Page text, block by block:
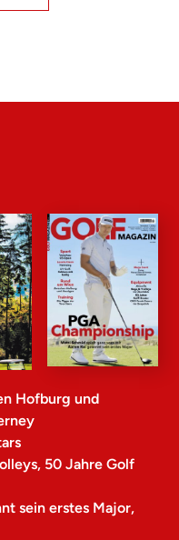
Hofburg und
50 Jahre Golf
sein erstes Major,